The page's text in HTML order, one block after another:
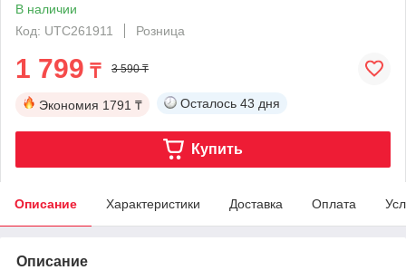
В наличии
Код: UTC261911
Розница
1 799 ₸ 3 590 ₸
Экономия 1791 ₸ Осталось 43 дня
Купить
Описание Характеристики Доставка Оплата
Описание